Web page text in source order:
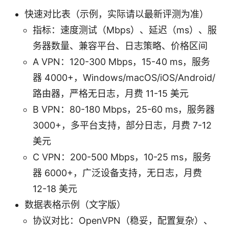
快速对比表（示例，实际请以最新评测为准）
指标：速度测试（Mbps）、延迟（ms）、服
务器数量、兼容平台、日志策略、价格区间
A VPN：120-300 Mbps，15-40 ms，服务
器 4000+，Windows/macOS/iOS/Android/
路由器，严格无日志，月费 11-15 美元
B VPN：80-180 Mbps，25-60 ms，服务器
3000+，多平台支持，部分日志，月费 7-12
美元
C VPN：200-500 Mbps，10-25 ms，服务
器 6000+，广泛设备支持，无日志，月费
12-18 美元
数据表格示例（文字版）
协议对比：OpenVPN（稳妥，配置复杂）、